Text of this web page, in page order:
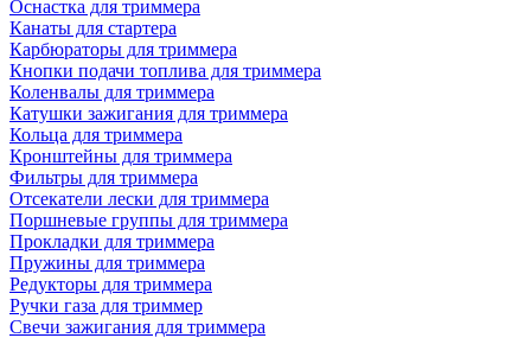
Оснастка для триммера
Канаты для стартера
Карбюраторы для триммера
Кнопки подачи топлива для триммера
Коленвалы для триммера
Катушки зажигания для триммера
Кольца для триммера
Кронштейны для триммера
Фильтры для триммера
Отсекатели лески для триммера
Поршневые группы для триммера
Прокладки для триммера
Пружины для триммера
Редукторы для триммера
Ручки газа для триммер
Свечи зажигания для триммера